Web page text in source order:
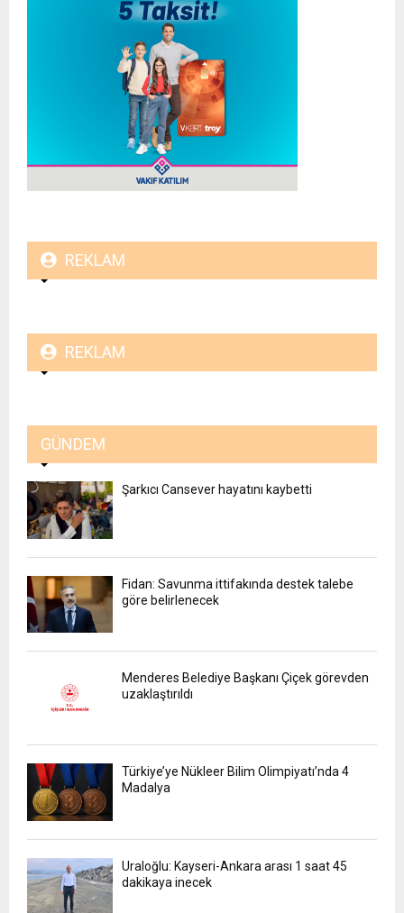
REKLAM
REKLAM
GÜNDEM
Şarkıcı Cansever hayatını kaybetti
Fidan: Savunma ittifakında destek talebe
göre belirlenecek
Menderes Belediye Başkanı Çiçek görevden
uzaklaştırıldı
Türkiye’ye Nükleer Bilim Olimpiyatı’nda 4
Madalya
Uraloğlu: Kayseri-Ankara arası 1 saat 45
dakikaya inecek